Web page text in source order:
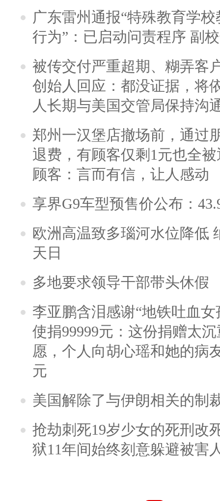
广东雷州通报“特殊教育学
行为”：已启动问责程序 副
被传交付严重超期、糊弄客
创始人回应：都没证据，将
人长期与美国交管局保持沟
郑州一汉堡店撤场前，通过
退费，有顾客仅剩1元也全
顾客：言而有信，让人感动
享界G9车型预售价公布：
欧洲高温致多瑙河水位降低
天日
多地要求领导干部带头休假
李亚鹏含泪感谢“地铁吐血
使捐99999元：这份捐赠太
愿，个人向胡心瑶和她的病
元
美国解除了与伊朗相关的制
抢劫刺死19岁少女的死刑改
狱11年间始终刻意躲避被害